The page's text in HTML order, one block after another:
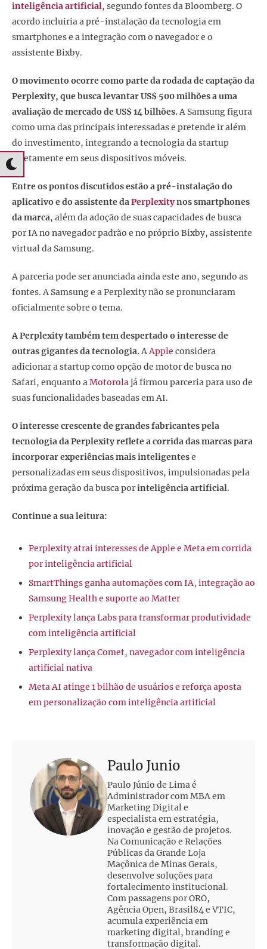
inteligência artificial, segundo fontes da Bloomberg. O
acordo incluiria a pré-instalação da tecnologia em
smartphones e a integração com o navegador e o
assistente Bixby.
O movimento ocorre como parte da rodada de captação da
Perplexity, que busca levantar US$ 500 milhões a uma
avaliação de mercado de US$ 14 bilhões.A Samsung figura
como uma das principais interessadas e pretende ir além
do investimento, integrando a tecnologia da startup
diretamente em seus dispositivos móveis.
Entre os pontos discutidos estão a pré-instalação do
aplicativo e do assistente daPerplexitynos smartphones
da marca, além da adoção de suas capacidades de busca
por IA no navegador padrão e no próprio Bixby, assistente
virtual da Samsung.
A parceria pode ser anunciada ainda este ano, segundo as
fontes. A Samsung e a Perplexity não se pronunciaram
oficialmente sobre o tema.
A Perplexity também tem despertado o interesse de
outras gigantes da tecnologia.AApple considera
adicionar a startup como opção de motor de busca no
Safari, enquanto aMotorolajá firmou parceria para uso de
suas funcionalidades baseadas em AI.
O interesse crescente de grandes fabricantes pela
tecnologia da Perplexity reflete a corrida das marcas para
incorporar experiências mais inteligentese
personalizadas em seus dispositivos, impulsionadas pela
próxima geração da busca porinteligência artificial.
Continue a sua leitura:
Perplexity atrai interesses de Apple e Meta em corrida
por inteligência artificial
SmartThings ganha automações com IA, integração ao
Samsung Health e suporte ao Matter
Perplexity lança Labs para transformar produtividade
com inteligência artificial
Perplexity lança Comet, navegador com inteligência
artificial nativa
Meta AI atinge 1 bilhão de usuários e reforça aposta
em personalização com inteligência artificial
Paulo Junio
Paulo Júnio de Lima é
Administrador com MBA em
Marketing Digital e
especialista em estratégia,
inovação e gestão de projetos.
Na Comunicação e Relações
Públicas da Grande Loja
Maçônica de Minas Gerais,
desenvolve soluções para
fortalecimento institucional.
Com passagens por ORO,
Agência Open, Brasil84 e VTIC,
acumula experiência em
marketing digital, branding e
transformação digital.